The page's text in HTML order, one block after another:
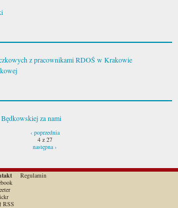
z pracownikami RDOŚ w Krakowie
za nami
‹ poprzednia
4 z 27
następna ›
RSS
Regulamin